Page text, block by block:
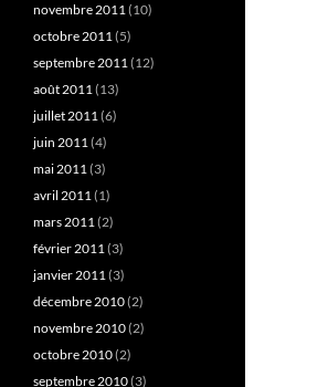
novembre 2011(10)
octobre 2011(5)
septembre 2011(12)
août 2011(13)
juillet 2011(6)
juin 2011(4)
mai 2011(3)
avril 2011(1)
mars 2011(2)
février 2011(3)
janvier 2011(3)
décembre 2010(2)
novembre 2010(2)
octobre 2010(2)
septembre 2010(3)